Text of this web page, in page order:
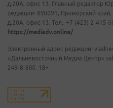
д.20А, офис 13. Главный редактор
редакции: 690091, Приморский край,
д.20А, офис 13. Тел.: +7 (423) 2-415-
https://mediadv.online/
Электронный адрес редакции:
«Дальневосточный Медиа Центр»
249-8-800. 18+